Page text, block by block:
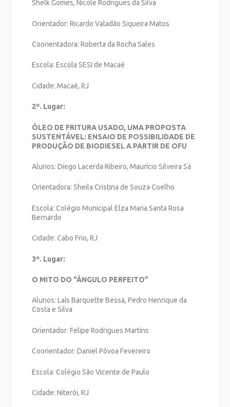
Shelk Gomes, Nicole Rodrigues da Silva
Orientador: Ricardo Valadão Siqueira Matos
Coorientadora: Roberta da Rocha Sales
Escola: Escola SESI de Macaé
Cidade: Macaé, RJ
2º. Lugar:
ÓLEO DE FRITURA USADO, UMA PROPOSTA
SUSTENTÁVEL: ENSAIO DE POSSIBILIDADE DE
PRODUÇÃO DE BIODIESEL A PARTIR DE OFU
Alunos: Diego Lacerda Ribeiro, Maurício Silveira Sá
Orientadora: Sheila Cristina de Souza Coelho
Escola: Colégio Municipal Elza Maria Santa Rosa
Bernardo
Cidade: Cabo Frio, RJ
3º. Lugar:
O MITO DO “ÂNGULO PERFEITO”
Alunos: Laís Barquette Bessa, Pedro Henrique da
Costa e Silva
Orientador: Felipe Rodrigues Martins
Coorientador: Daniel Póvoa Fevereiro
Escola: Colégio São Vicente de Paulo
Cidade: Niterói, RJ